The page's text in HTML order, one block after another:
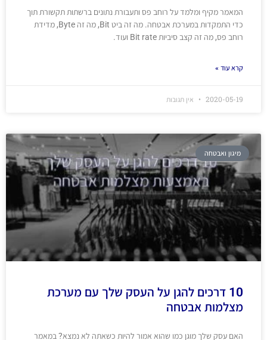
המאמר מקיף ומלמד על רוחב פס ותעבורת נתונים ברשתות תקשורת תוך
כדי התמקדות במערכת אבטחה. מה זה ביט Bit, מה זה Byte, מדידת
רוחב פס, מה זה קצב סיביות Bit rate ועוד.
קרא עוד »
2020-05-19 אין תגובות
מיגון ואבטחה
10 דרכים להגן על העסק שלך עם מערכת
מצלמות אבטחה
האם עסק שלך מוגן כמו שהוא אמור להיות כשאתה לא נמצא? במאמר